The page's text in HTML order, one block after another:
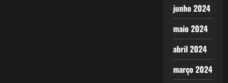
junho 2024
maio 2024
abril 2024
março 2024